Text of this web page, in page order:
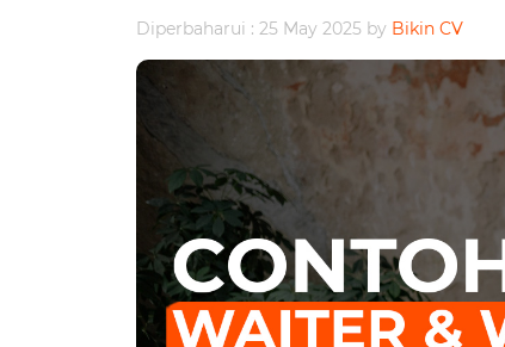
Diperbaharui : 25 May 2025 by Bikin CV